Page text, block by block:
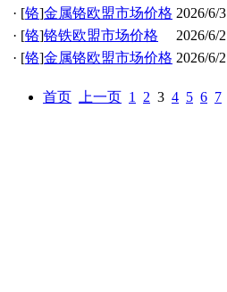
· [铬]金属铬欧盟市场价格 2026/6/3
· [铬]铬铁欧盟市场价格
2026/6/2
· [铬]金属铬欧盟市场价格 2026/6/2
首页 上一页 1 2 3 4 5 6 7